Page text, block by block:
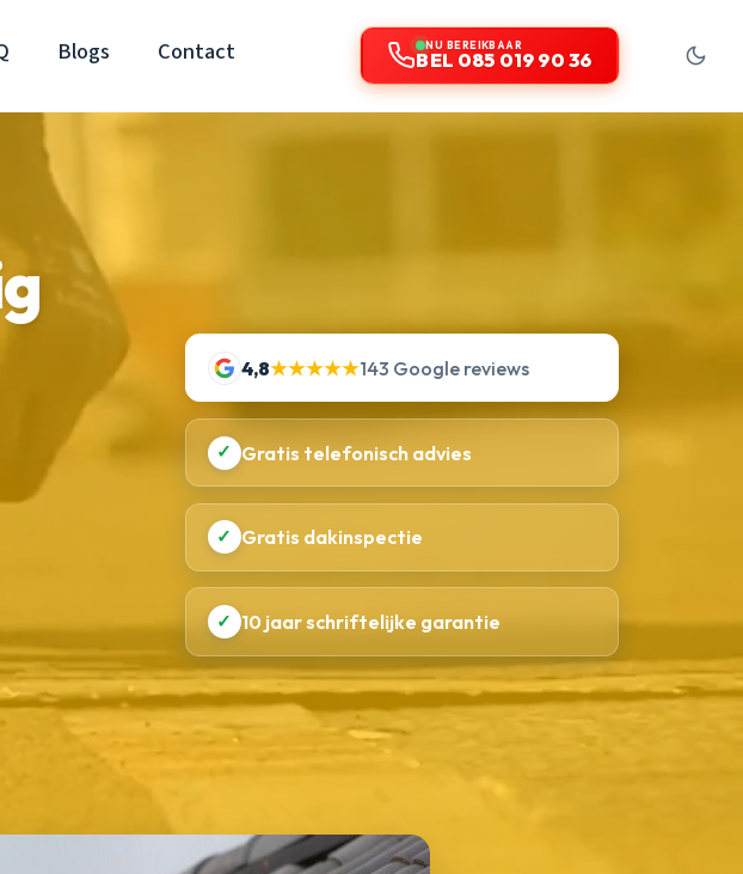
Blogs Contact NU BEREIKBAAR
BEL 085 019 90 36
4,8★★★★★143 Google reviews
✓ Gratis telefonisch advies
✓ Gratis dakinspectie
✓ 10 jaar schriftelijke garantie